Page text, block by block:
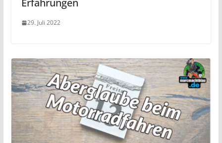
Erfahrungen
29. Juli 2022